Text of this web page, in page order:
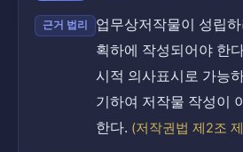
근거 법리
업무상저작물이 성립
획하에 작성되어야 한
시적 의사표시로 가능
기하여 저작물 작성이
한다. (저작권법 제2조